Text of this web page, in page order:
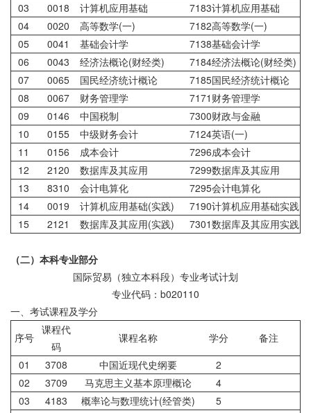
03
0018 计算机应用基础
7183计算机应用基础
04
0020 高等数学(一)
7182高等数学(一)
05
0041 基础会计学
7138基础会计学
06
0043 经济法概论(财经类)
7184经济法概论(财经类)
07
0065 国民经济统计概论
7185国民经济统计概论
08
0067 财务管理学
7171财务管理学
09
0146 中国税制
7300财政与金融
10
0155 中级财务会计
7124英语(一)
11
0156 成本会计
7296成本会计
12
2120 数据库及其应用
7299数据库及其应用
13
8310 会计电算化
7295会计电算化
14
0019 计算机应用基础(实践)
7190计算机应用基础实践
15
2121 数据库及其应用(实践) 7301数据库及其应用实践
（二）本科专业部分
国际贸易（独立本科段）专业考试计划
专业代码：b020110
一、考试课程及学分
序号
课程代
码
课程名称 学分
备注
01
3708 中国近现代史纲要
2
02
3709 马克思主义基本原理概论
4
03
4183 概率论与数理统计(经管类)
5